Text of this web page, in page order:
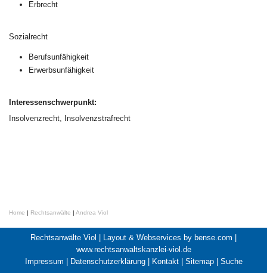
Erbrecht
Sozialrecht
Berufsunfähigkeit
Erwerbsunfähigkeit
Interessenschwerpunkt:
Insolvenzrecht, Insolvenzstrafrecht
Home | Rechtsanwälte | Andrea Viol
Rechtsanwälte Viol | Layout & Webservices by bense.com |
www.rechtsanwaltskanzlei-viol.de
Impressum | Datenschutzerklärung| Kontakt| Sitemap| Suche